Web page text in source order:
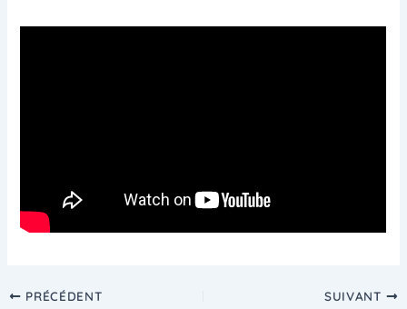
PRÉCÉDENT SUIVANT